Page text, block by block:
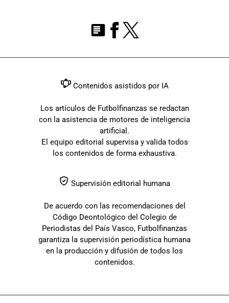
Contenidos asistidos por IA
Los artículos de Futbolfinanzas se redactan
con la asistencia de motores de inteligencia
artificial.
El equipo editorial supervisa y valida todos
los contenidos de forma exhaustiva.
Supervisión editorial humana
De acuerdo con las recomendaciones del
Código Deontológico del Colegio de
Periodistas del País Vasco, Futbolfinanzas
garantiza la supervisión periodística humana
en la producción y difusión de todos los
contenidos.